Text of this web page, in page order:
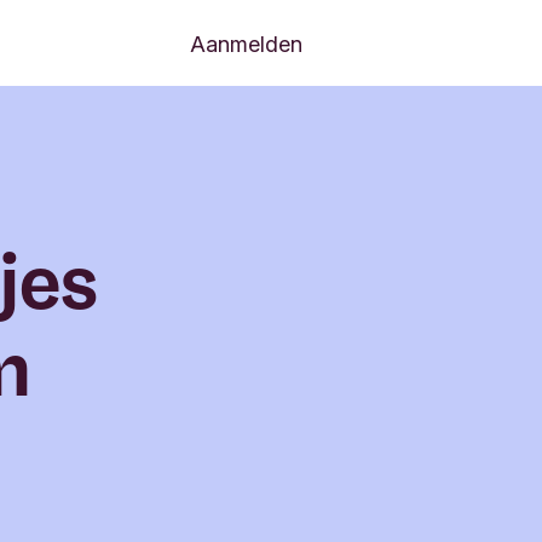
Aanmelden